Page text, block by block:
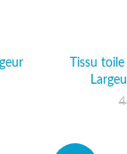
:est :
Tissu